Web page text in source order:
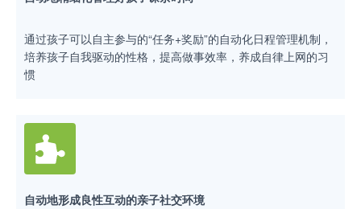
通过孩子可以自主参与的“任务+奖励”的自动化日程管理机制，
培养孩子自我驱动的性格，提高做事效率，养成自律上网的习
惯
自动地形成良性互动的亲子社交环境